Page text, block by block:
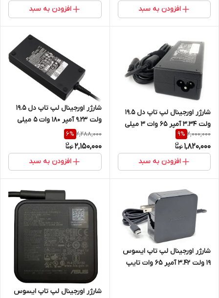
افزودن به سبد افزودن به سبد
شارژر اورجینال لپ تاپ دل 19.5
ولت 3.34 آمپر 65 وات ۳ میلی
متر در ۴.۵ میلی متر
2,000,000
9%
1,820,000
افزودن به سبد
شارژر اورجینال لپ تاپ دل 19.5
ولت 9.23 آمپر 180 وات ۵ میلی
متر در۷.۴ میلی متر
2,288,000
6%
2,150,000
افزودن به سبد
شارژر اورجینال لپ تاپ ایسوس
19 ولت 3.42 آمپر 65 وات تایپ
شارژر اورجینال لپ تاپ ایسوس